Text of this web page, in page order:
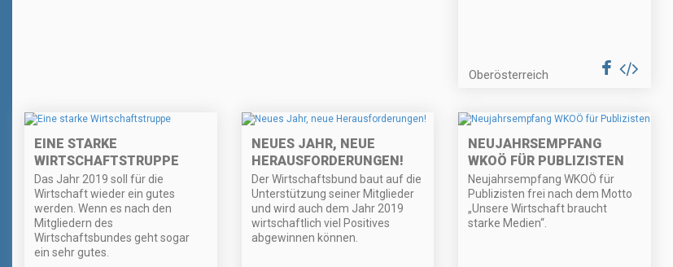
Oberösterreich
EINE STARKE
WIRTSCHAFTSTRUPPE
Das Jahr 2019 soll für die
Wirtschaft wieder ein gutes
werden. Wenn es nach den
Mitgliedern des
Wirtschaftsbundes geht sogar
ein sehr gutes.
NEUES JAHR, NEUE
HERAUSFORDERUNGEN!
Der Wirtschaftsbund baut auf die
Unterstützung seiner Mitglieder
und wird auch dem Jahr 2019
wirtschaftlich viel Positives
abgewinnen können.
NEUJAHRSEMPFANG
WKOÖ FÜR PUBLIZISTEN
Neujahrsempfang WKOÖ für
Publizisten frei nach dem Motto
„Unsere Wirtschaft braucht
starke Medien“.